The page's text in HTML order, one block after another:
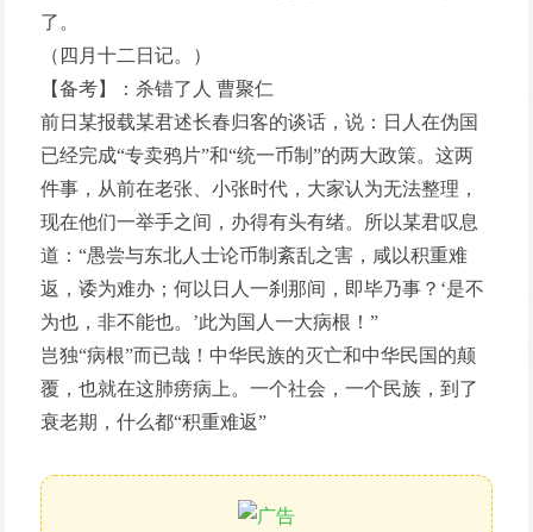
了。
（四月十二日记。）
【备考】：杀错了人 曹聚仁
前日某报载某君述长春归客的谈话，说：日人在伪国
已经完成“专卖鸦片”和“统一币制”的两大政策。这两
件事，从前在老张、小张时代，大家认为无法整理，
现在他们一举手之间，办得有头有绪。所以某君叹息
道：“愚尝与东北人士论币制紊乱之害，咸以积重难
返，诿为难办；何以日人一刹那间，即毕乃事？‘是不
为也，非不能也。’此为国人一大病根！”
岂独“病根”而已哉！中华民族的灭亡和中华民国的颠
覆，也就在这肺痨病上。一个社会，一个民族，到了
衰老期，什么都“积重难返”